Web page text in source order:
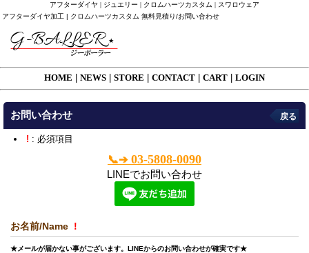
アフターダイヤ | ジュエリー | クロムハーツカスタム | スワロウェア
アフターダイヤ加工 | クロムハーツカスタム 無料見積り/お問い合わせ
HOME NEWS STORE CONTACT CART LOGIN
お問い合わせ 戻る
! : 必須項目
📞➔03-5808-0090
LINEでお問い合わせ
お名前/Name !
★メールが届かない事がございます。LINEからのお問い合わせが確実です★